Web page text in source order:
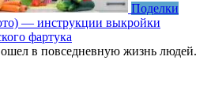
Поделки
— инструкции выкройки
фартука
в повседневную жизнь людей.